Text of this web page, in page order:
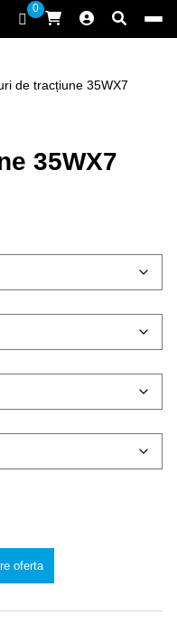
0
de tracțiune 35WX7
35WX7
oferta